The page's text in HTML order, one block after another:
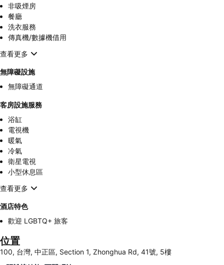
非吸煙房
餐廳
洗衣服務
傳真機/數據機借用
查看更多
無障礙設施
無障礙通道
客房設施服務
浴缸
電視機
暖氣
冷氣
衛星電視
小型休息區
查看更多
酒店特色
歡迎 LGBTQ+ 旅客
位置
100, 台灣, 中正區, Section 1, Zhonghua Rd, 41號, 5樓